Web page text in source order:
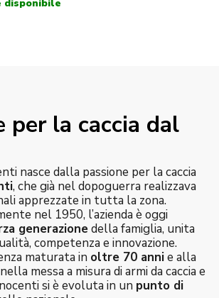
per la caccia dal
nasce dalla passione per la caccia
, che già nel dopoguerra realizzava
apprezzate in tutta la zona.
nel 1950, l’azienda è oggi
generazionedella famiglia, unita
competenza e innovazione.
maturata in oltre 70 annie alla
messa a misura di armi da caccia e
si è evoluta in un punto di